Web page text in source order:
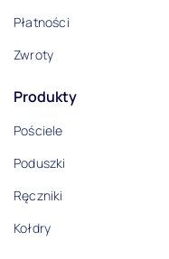
Płatności
Zwroty
Produkty
Pościele
Poduszki
Ręczniki
Kołdry